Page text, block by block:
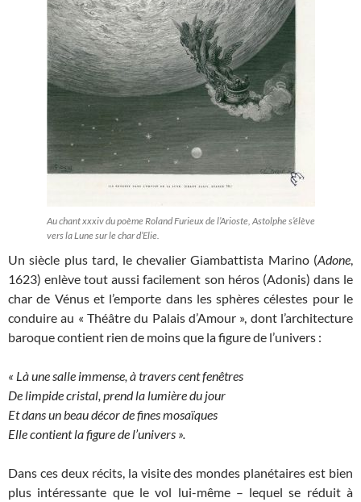
Au chant xxxiv du poème Roland Furieux de l’Arioste, Astolphe s’élève
vers la Lune sur le char d’Elie.
Un siècle plus tard, le chevalier Giambattista Marino (Adone
1623) enlève tout aussi facilement son héros (Adonis) dans le
char de Vénus et l’emporte dans les sphères célestes pour le
conduire au « Théâtre du Palais d’Amour », dont l’architecture
baroque contient rien de moins que la figure de l’univers :
« Là une salle immense, à travers cent fenêtres
De limpide cristal, prend la lumière du jour
Et dans un beau décor de fines mosaïques
Elle contient la figure de l’univers ».
Dans ces deux récits, la visite des mondes planétaires est bien
plus intéressante que le vol lui-même – lequel se réduit à